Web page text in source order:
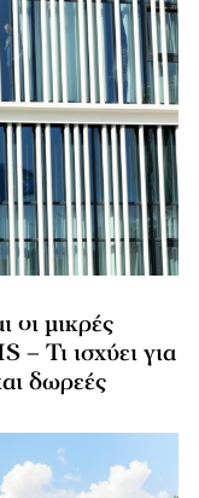
οι μικρές
Τι ισχύει για
δωρεές